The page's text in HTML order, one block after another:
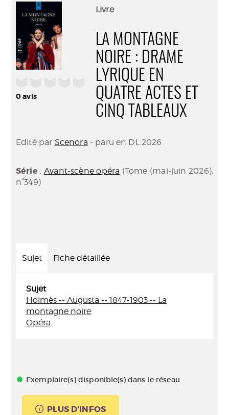
0avis
Livre
LA MONTAGNE
NOIRE : DRAME
LYRIQUE EN
QUATRE ACTES ET
CINQ TABLEAUX
Edité par Scenora - paru en DL 2026
Série:Avant-scène opéra (Tome (mai-juin 2026),
n°349)
Sujet Fiche détaillée
Sujet
Holmès -- Augusta -- 1847-1903 -- La
montagne noire
Opéra
Exemplaire(s) disponible(s) dans le réseau
PLUS D'INFOS